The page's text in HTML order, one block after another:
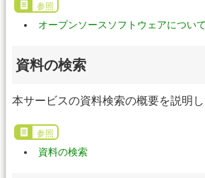
参照
オープンソースソフトウェアについて
資料の検索
本サービスの資料検索の概要を説明し
参照
資料の検索